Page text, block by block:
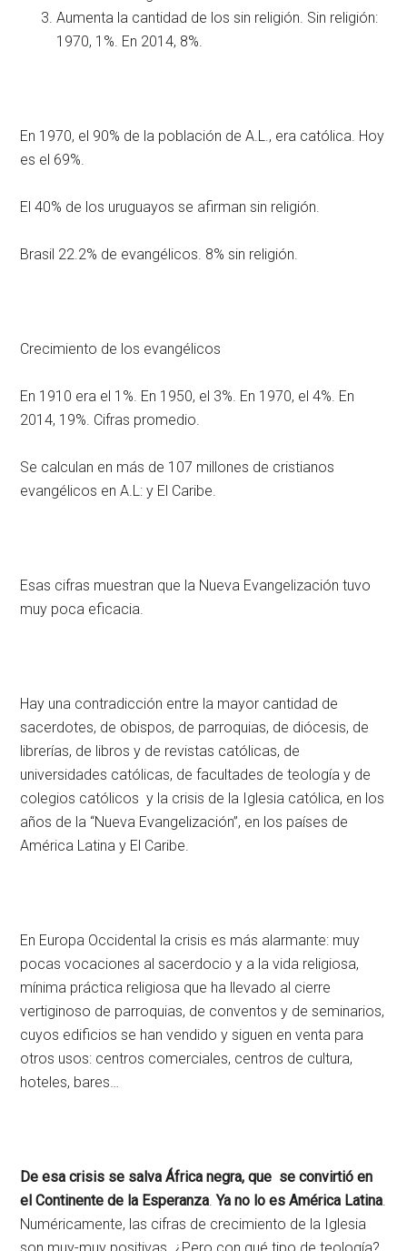
Aumenta la cantidad de los sin religión. Sin religión:
1970, 1%. En 2014, 8%.
En 1970, el 90% de la población de A.L., era católica. Hoy
es el 69%.
El 40% de los uruguayos se afirman sin religión.
Brasil 22.2% de evangélicos. 8% sin religión.
Crecimiento de los evangélicos
En 1910 era el 1%. En 1950, el 3%. En 1970, el 4%. En
2014, 19%. Cifras promedio.
Se calculan en más de 107 millones de cristianos
evangélicos en A.L: y El Caribe.
Esas cifras muestran que la Nueva Evangelización tuvo
muy poca eficacia.
Hay una contradicción entre la mayor cantidad de
sacerdotes, de obispos, de parroquias, de diócesis, de
librerías, de libros y de revistas católicas, de
universidades católicas, de facultades de teología y de
colegios católicos y la crisis de la Iglesia católica, en los
años de la “Nueva Evangelización”, en los países de
América Latina y El Caribe.
En Europa Occidental la crisis es más alarmante: muy
pocas vocaciones al sacerdocio y a la vida religiosa,
mínima práctica religiosa que ha llevado al cierre
vertiginoso de parroquias, de conventos y de seminarios,
cuyos edificios se han vendido y siguen en venta para
otros usos: centros comerciales, centros de cultura,
hoteles, bares…
De esa crisis se salva África negra, que se convirtió en
el Continente de la Esperanza .Ya no lo es América Latina
Numéricamente, las cifras de crecimiento de la Iglesia